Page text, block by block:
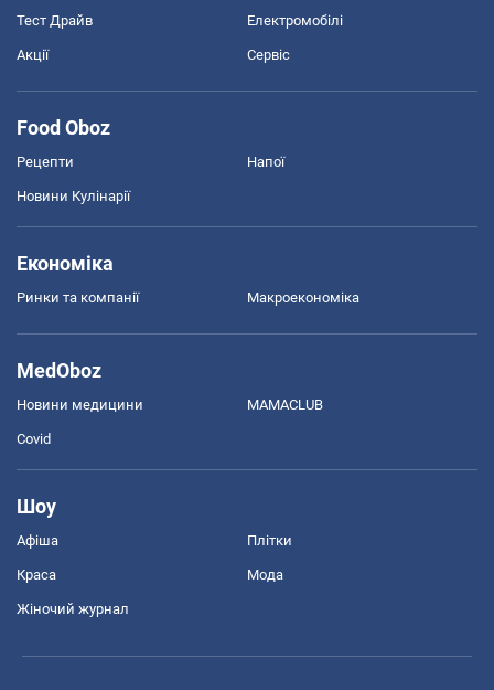
Тест Драйв Електромобілі
Акції Сервіс
Food Oboz
Рецепти Напої
Новини Кулінарії
Економіка
Ринки та компанії Макроекономіка
MedOboz
Новини медицини MAMACLUB
Covid
Шоу
Афіша Плітки
Краса Мода
Жіночий журнал